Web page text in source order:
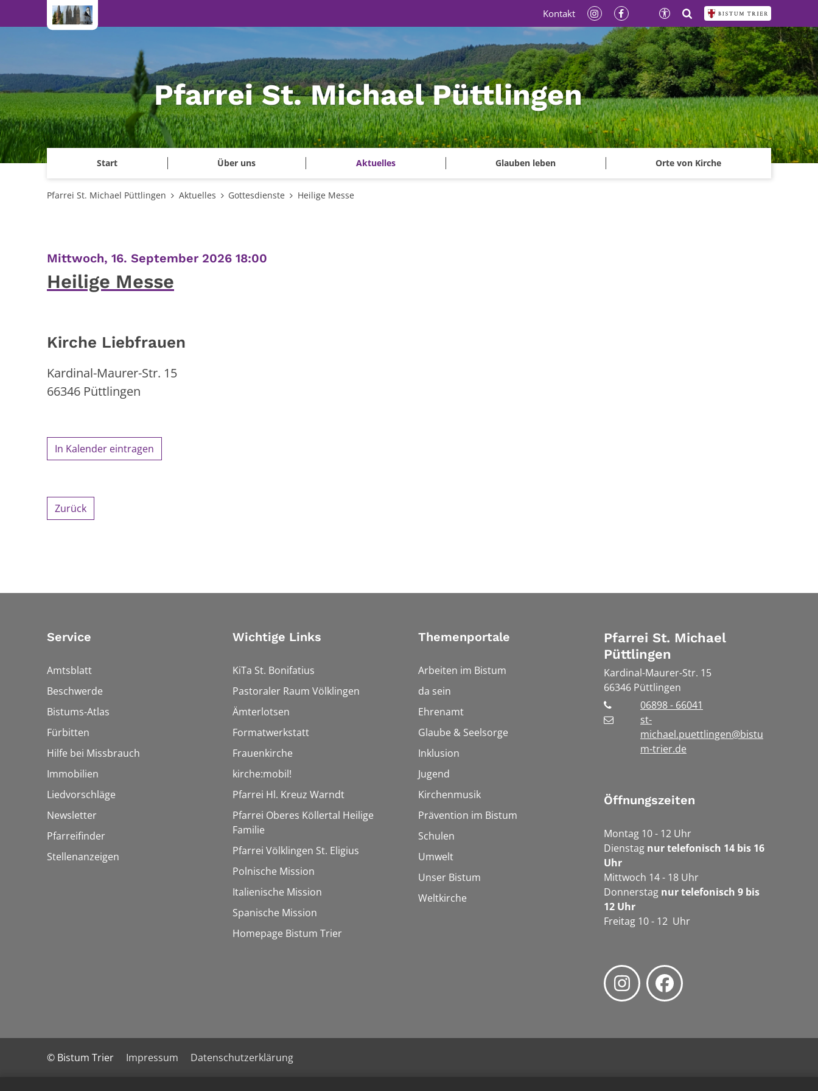
Zum Inhalt springen
Pfarrei St. Michael Püttlingen
Start Über uns Aktuelles Glauben leben Orte von Kirche
Kontakt
Pfarrei St. Michael Püttlingen Aktuelles Gottesdienste Heilige Messe
Mittwoch, 16. September 2026 18:00
Heilige Messe
Kirche Liebfrauen
Kardinal-Maurer-Str. 15
66346 Püttlingen
In Kalender eintragen
Zurück
Service
Amtsblatt
Beschwerde
Bistums-Atlas
Fürbitten
Hilfe bei Missbrauch
Immobilien
Liedvorschläge
Newsletter
Pfarreifinder
Stellenanzeigen
Wichtige Links
KiTa St. Bonifatius
Pastoraler Raum Völklingen
Ämterlotsen
Formatwerkstatt
Frauenkirche
kirche:mobil!
Pfarrei Hl. Kreuz Warndt
Pfarrei Oberes Köllertal Heilige
Familie
Pfarrei Völklingen St. Eligius
Polnische Mission
Italienische Mission
Spanische Mission
Homepage Bistum Trier
Themenportale
Arbeiten im Bistum
da sein
Ehrenamt
Glaube & Seelsorge
Inklusion
Jugend
Kirchenmusik
Prävention im Bistum
Schulen
Umwelt
Unser Bistum
Weltkirche
Pfarrei St. Michael
Püttlingen
Kardinal-Maurer-Str. 15
66346 Püttlingen
06898 - 66041
st-
michael.puettlingen@bistu
m-trier.de
Öffnungszeiten
Montag 10 - 12 Uhr
Dienstag nur telefonisch 14 bis 16
Uhr
Mittwoch 14 - 18 Uhr
Donnerstag nur telefonisch 9 bis
12 Uhr
Freitag 10 - 12 Uhr
© Bistum Trier Impressum Datenschutzerklärung